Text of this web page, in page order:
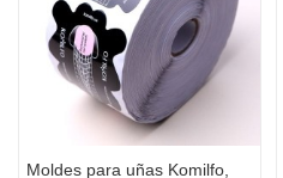
Moldes para uñas Komilfo,